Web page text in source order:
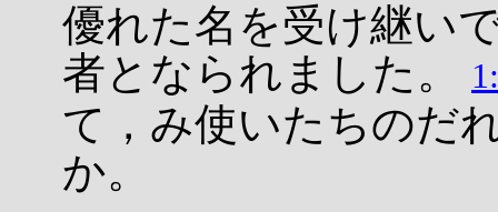
優れた名を受け継い
者となられました。
て，み使いたちのだ
か。